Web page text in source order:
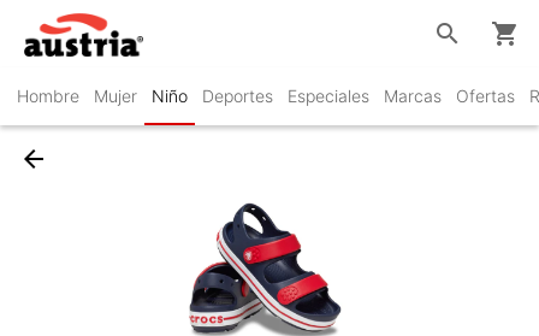
Hombre Mujer Niño Deportes Especiales Marcas Ofertas
search shopping_cart
arrow_back